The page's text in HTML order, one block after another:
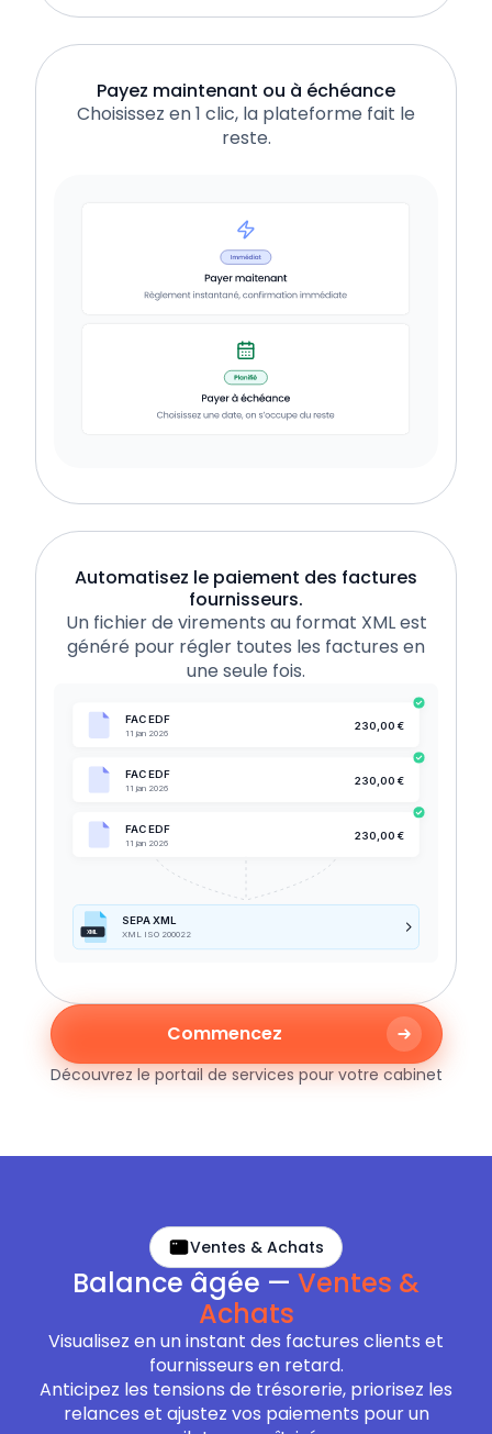
Payez maintenant ou à échéance
Choisissez en 1 clic, la plateforme fait le
reste.
Automatisez le paiement des factures
fournisseurs.
Un fichier de virements au format XML est
généré pour régler toutes les factures en
une seule fois.
FAC EDF
11 jan 2026
230,00 €
FAC EDF
11 jan 2026
230,00 €
FAC EDF
11 jan 2026
230,00 €
XML
SEPA XML
XML ISO 200022
Commencez
Découvrez le portail de services pour votre cabinet
Ventes & Achats
Balance âgée — Ventes &
Achats
Visualisez en un instant des factures clients et
fournisseurs en retard.
Anticipez les tensions de trésorerie, priorisez les
relances et ajustez vos paiements pour un